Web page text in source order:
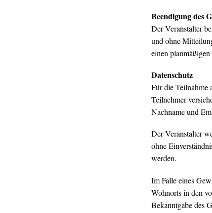
Beendigung des
Der Veranstalter
und ohne
einen
Datenschutz
Für die Teilnahme
Teilnehmer
Nachname und
Der Veranstalter
ohne
werden.
Im Falle eines
Wohnorts in den
Bekanntgabe des